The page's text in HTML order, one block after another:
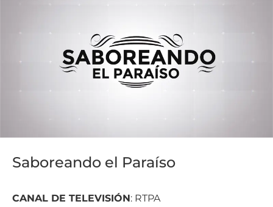
Saboreando el Paraíso
CANAL DE TELEVISIÓN: RTPA